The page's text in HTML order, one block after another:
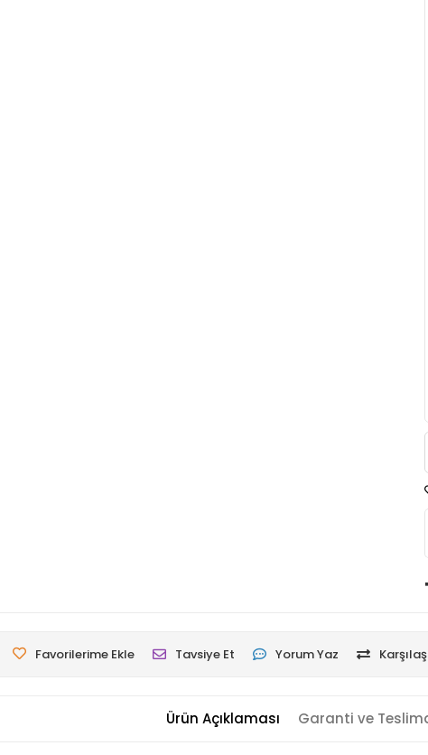
Favorilerime Ekle Tavsiye Et Yorum Yaz
Ürün Açıklaması Garanti ve